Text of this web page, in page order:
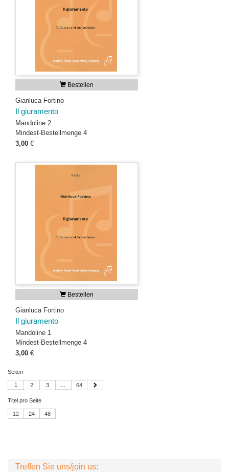
Bestellen
Gianluca Fortino
Il giuramento
Mandoline 2
Mindest-Bestellmenge 4
3,00 €
Bestellen
Gianluca Fortino
Il giuramento
Mandoline 1
Mindest-Bestellmenge 4
3,00 €
Seiten
1 2 3 ... 64
Titel pro Seite
12 24 48
Treffen Sie uns/join us: